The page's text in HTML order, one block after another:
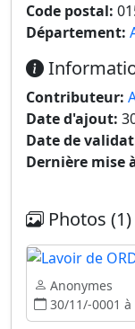
Code postal:
Département:
Contributeur:
Date d'ajout:
Date de
Dernière mise
Photos (1)
Anonymes
30/11/-0001 à